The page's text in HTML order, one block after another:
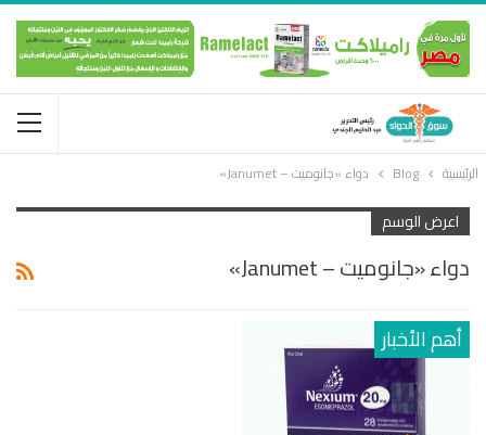
الرئيسية Blog دواء «جانوميت – Janumet»
اعرض الوسم
دواء «جانوميت – Janumet»
أهم الأخبار